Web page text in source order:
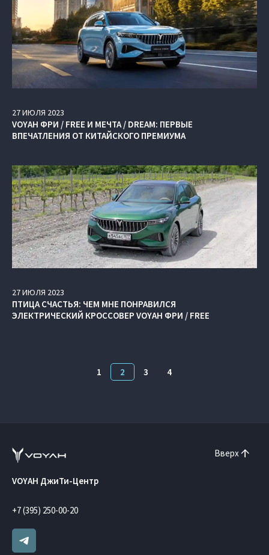
27ИЮЛЯ 2023
VOYAH ФРИ / FREE И МЕЧТА / DREAM: ПЕРВЫЕ
ВПЕЧАТЛЕНИЯ ОТ КИТАЙСКОГО ПРЕМИУМА
27ИЮЛЯ 2023
ПТИЦА СЧАСТЬЯ: ЧЕМ МНЕ ПОНРАВИЛСЯ
ЭЛЕКТРИЧЕСКИЙ КРОССОВЕР VOYAH ФРИ / FREE
1 2 3 4
Вверх
VOYAH ДжиТи-Центр
+7 (395) 250-00-20